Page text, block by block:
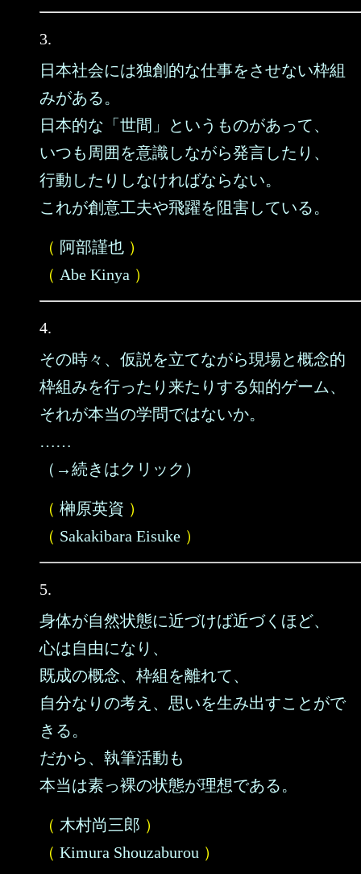
3.
日本社会には独創的な仕事をさせない枠組
みがある。
日本的な「世間」というものがあって、
いつも周囲を意識しながら発言したり、
行動したりしなければならない。
これが創意工夫や飛躍を阻害している。
（ 阿部謹也 ）
（ Abe Kinya ）
4.
その時々、仮説を立てながら現場と概念的
枠組みを行ったり来たりする知的ゲーム、
それが本当の学問ではないか。
……
（→続きはクリック）
（ 榊原英資 ）
（ Sakakibara Eisuke ）
5.
身体が自然状態に近づけば近づくほど、
心は自由になり、
既成の概念、枠組を離れて、
自分なりの考え、思いを生み出すことがで
きる。
だから、執筆活動も
本当は素っ裸の状態が理想である。
（ 木村尚三郎 ）
（ Kimura Shouzaburou ）